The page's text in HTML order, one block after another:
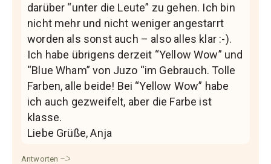
darüber “unter die Leute” zu gehen. Ich bin
nicht mehr und nicht weniger angestarrt
worden als sonst auch – also alles klar :-).
Ich habe übrigens derzeit “Yellow Wow” und
“Blue Wham” von Juzo “im Gebrauch. Tolle
Farben, alle beide! Bei “Yellow Wow” habe
ich auch gezweifelt, aber die Farbe ist
klasse.
Liebe Grüße, Anja
Antworten